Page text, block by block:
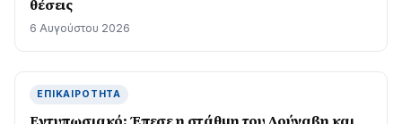
θέσεις
6 Αυγούστου 2026
ΕΠΙΚΑΙΡΌΤΗΤΑ